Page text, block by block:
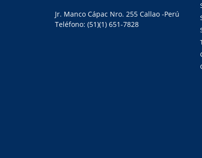
Jr. Manco Cápac Nro. 255 Callao -Perú
Teléfono: (51)(1) 651-7828